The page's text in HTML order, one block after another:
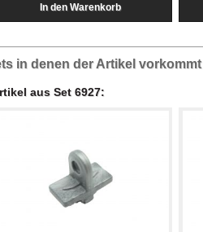
in denen der Artikel vorkommt
aus Set 6927: